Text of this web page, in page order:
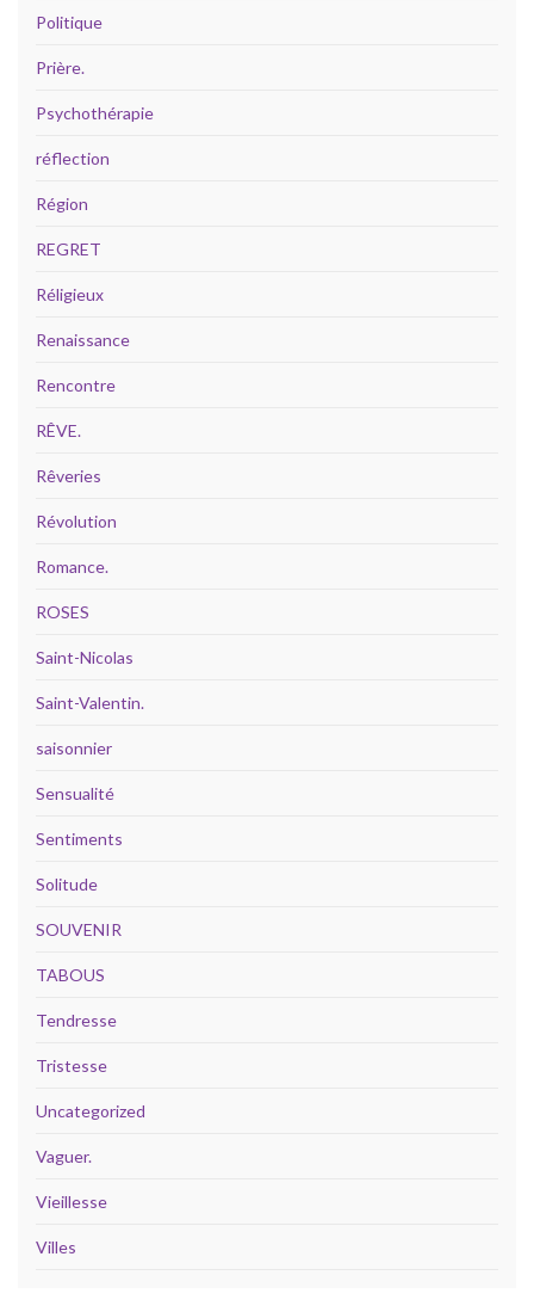
Politique
Prière.
Psychothérapie
réflection
Région
REGRET
Réligieux
Renaissance
Rencontre
RÊVE.
Rêveries
Révolution
Romance.
ROSES
Saint-Nicolas
Saint-Valentin.
saisonnier
Sensualité
Sentiments
Solitude
SOUVENIR
TABOUS
Tendresse
Tristesse
Uncategorized
Vaguer.
Vieillesse
Villes